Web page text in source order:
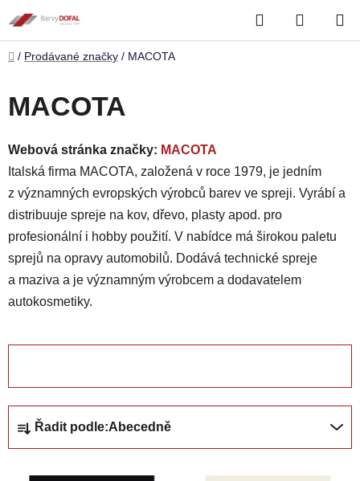
na
obsah
Hledat
KOŠÍK
Domů
/ Prodávané značky / MACOTA
MACOTA
Webová stránka značky: MACOTA
Italská firma MACOTA, založená v roce 1979, je jedním
z významných evropských výrobců barev ve spreji. Vyrábí a
distribuuje spreje na kov, dřevo, plasty apod. pro
profesionální i hobby použití. V nabídce má širokou paletu
sprejů na opravy automobilů. Dodává technické spreje
a maziva a je významným výrobcem a dodavatelem
autokosmetiky.
Řadit podle:Abecedně